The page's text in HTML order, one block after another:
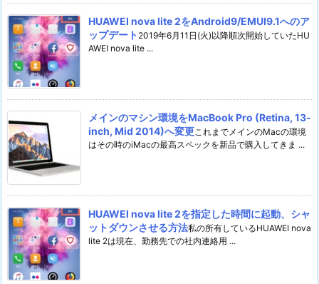
HUAWEI nova lite 2をAndroid9/EMUI9.1へのア
ップデート 2019年6月11日(火)以降順次開始していたHU
AWEI nova lite ...
メインのマシン環境をMacBook Pro (Retina, 13-
inch, Mid 2014)へ変更これまでメインのMacの環境
はその時のiMacの最高スペックを新品で購入してきま ...
HUAWEI nova lite 2を指定した時間に起動、シャ
ットダウンさせる方法私の所有しているHUAWEI nova
lite 2は現在、勤務先での社内連絡用 ...